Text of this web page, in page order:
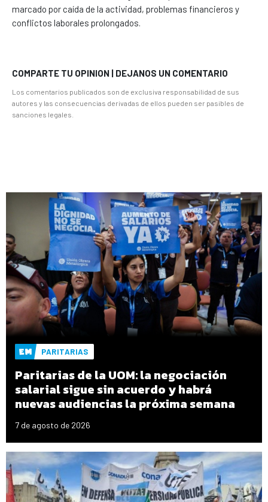
marcado por caída de la actividad, problemas financieros y
conflictos laborales prolongados.
COMPARTE TU OPINION | DEJANOS UN COMENTARIO
Los comentarios publicados son de exclusiva responsabilidad de sus
autores y las consecuencias derivadas de ellos pueden ser pasibles de
sanciones legales.
PARITARIAS
Paritarias de la UOM: la negociación
salarial sigue sin acuerdo y habrá
nuevas audiencias la próxima semana
7 de agosto de 2026